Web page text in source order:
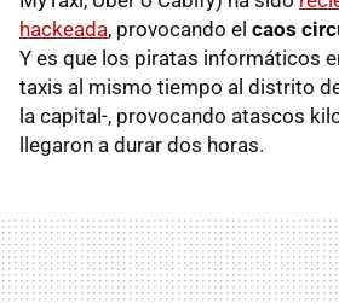
hackeada, provocando el caos
Y es que los piratas informáticos
taxis al mismo tiempo al distrito
la capital-, provocando atascos
llegaron a durar dos horas.